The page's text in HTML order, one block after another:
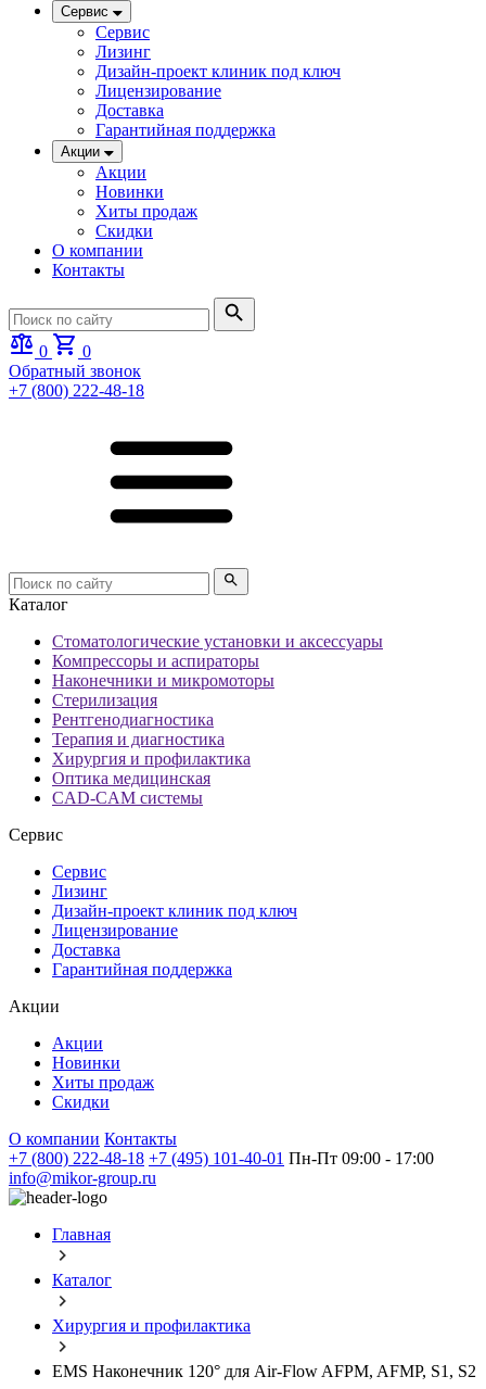
Сервис
Сервис
Лизинг
Дизайн-проект клиник под ключ
Лицензирование
Доставка
Гарантийная поддержка
Акции
Акции
Новинки
Хиты продаж
Скидки
О компании
Контакты
0
0
Обратный звонок
+7 (800) 222-48-18
Каталог
Стоматологические установки и аксессуары
Компрессоры и аспираторы
Наконечники и микромоторы
Стерилизация
Рентгенодиагностика
Терапия и диагностика
Хирургия и профилактика
Оптика медицинская
CAD-CAM системы
Сервис
Сервис
Лизинг
Дизайн-проект клиник под ключ
Лицензирование
Доставка
Гарантийная поддержка
Акции
Акции
Новинки
Хиты продаж
Скидки
О компании Контакты
+7 (800) 222-48-18 +7 (495) 101-40-01 Пн-Пт 09:00 - 17:00
info@mikor-group.ru
Главная
Каталог
Хирургия и профилактика
EMS Наконечник 120° для Air-Flow AFPM, AFMP, S1, S2